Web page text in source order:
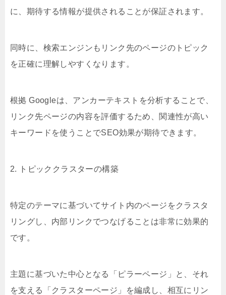
に、期待する情報が提供されることが保証されます。
同時に、検索エンジンもリンク先のページのトピック
を正確に理解しやすくなります。
根拠 Googleは、アンカーテキストを分析することで、
リンク先ページの内容を評価するため、関連性が高い
キーワードを使うことでSEO効果が期待できます。
2. トピッククラスターの構築
特定のテーマに基づいてサイト内のページをクラスタ
リングし、内部リンクでつなげることは非常に効果的
です。
主題に基づいた中心となる「ピラーページ」と、それ
を支える「クラスターページ」を編成し、相互にリン